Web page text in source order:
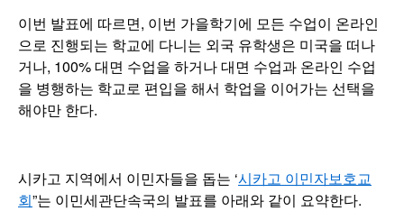
이번 발표에 따르면, 이번 가을학기에 모든 수업이 온라인
으로 진행되는 학교에 다니는 외국 유학생은 미국을 떠나
거나, 100% 대면 수업을 하거나 대면 수업과 온라인 수업
을 병행하는 학교로 편입을 해서 학업을 이어가는 선택을
해야만 한다.
시카고 지역에서 이민자들을 돕는 ‘시카고 이민자보호교
회”는 이민세관단속국의 발표를 아래와 같이 요약한다.